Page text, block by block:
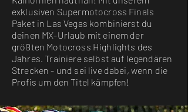
exklusiven Supermotocross Finals
Paket in Las Vegas kombinierst du
deinen MX-Urlaub mit einem der
größten Motocross Highlights des
Jahres. Trainiere selbst auf legendären
Strecken - und sei live dabei, wenn die
Profis um den Titel kämpfen!